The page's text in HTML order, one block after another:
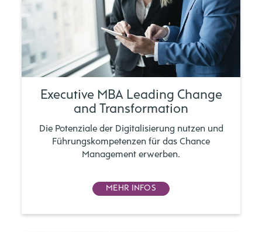
Executive MBA Leading Change
and Transformation
Die Potenziale der Digitalisierung nutzen und
Führungskompetenzen für das Chance
Management erwerben.
MEHR INFOS